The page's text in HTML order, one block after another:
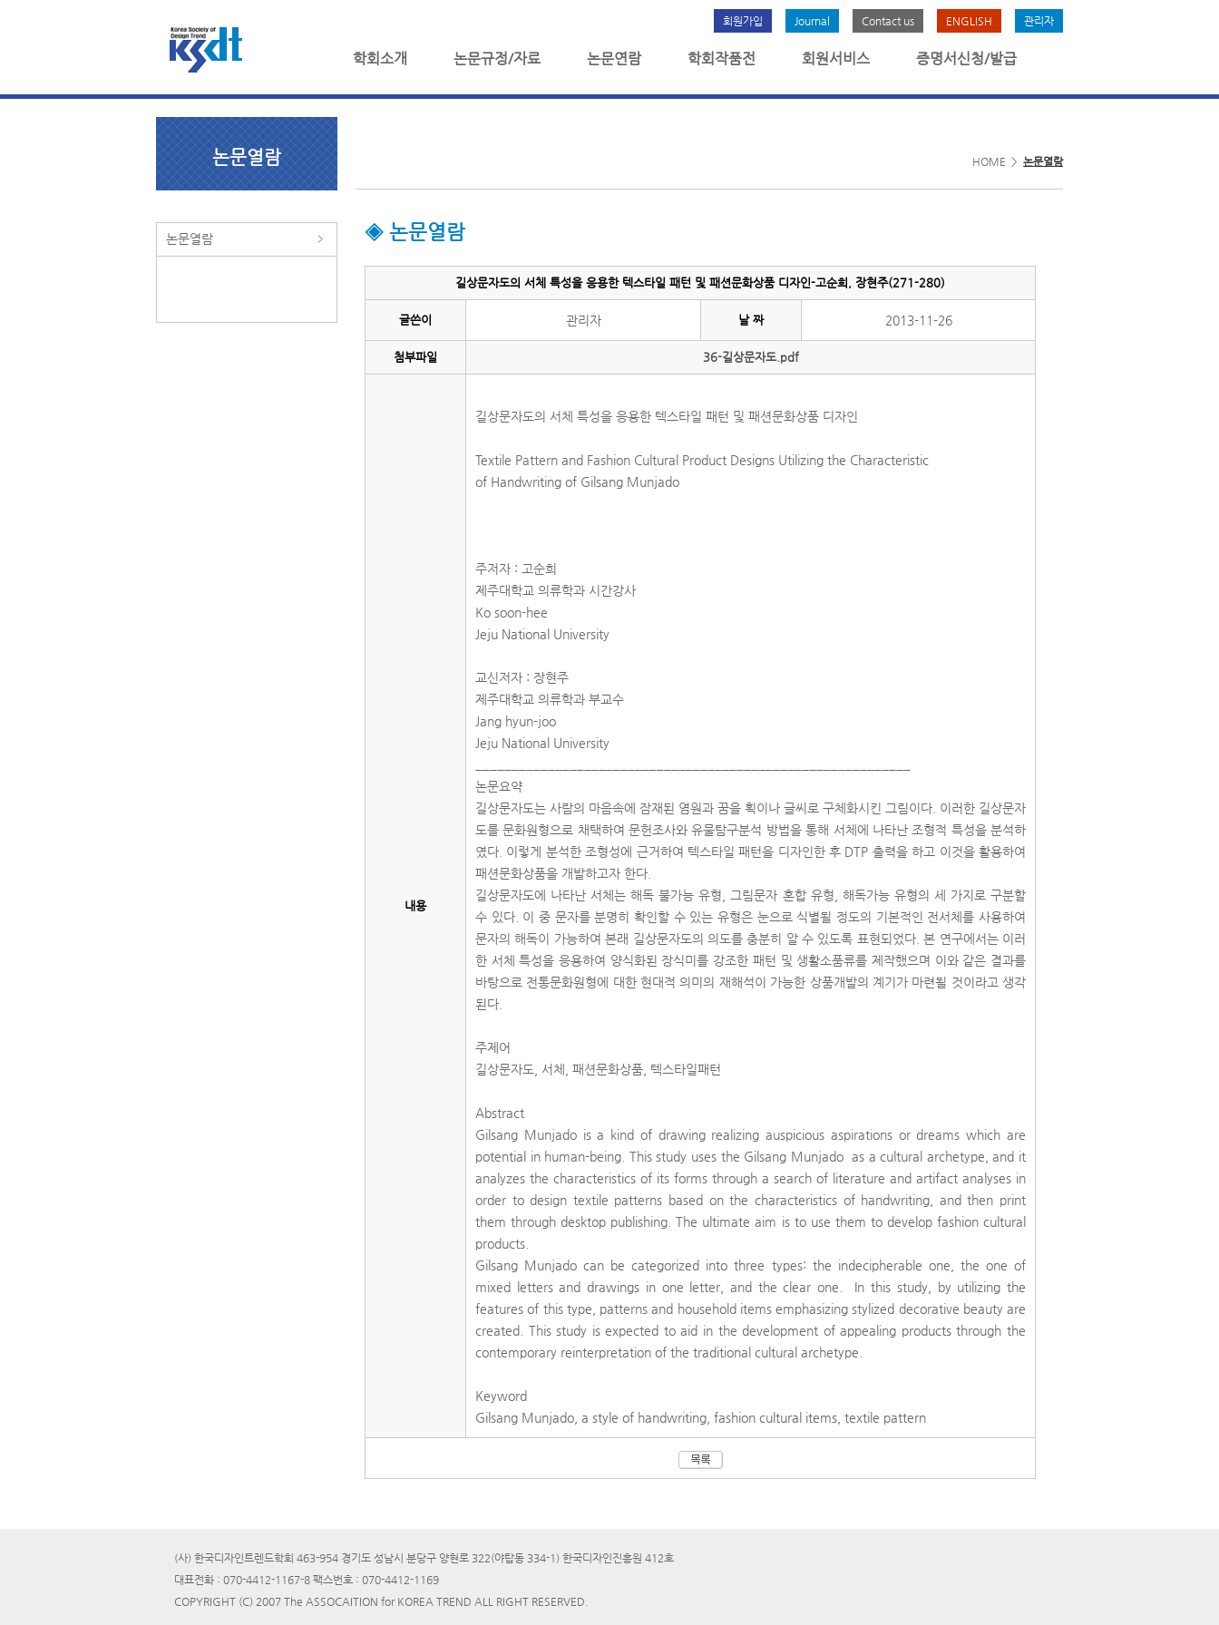
회원가입 Journal Contact us ENGLISH 관리자
학회소개 논문규정/자료 논문연람 학회작품전 회원서비스 증명서신청/발급
논문열람
논문열람
HOME > 논문열람
◈ 논문열람
길상문자도의 서체 특성을 응용한 텍스타일 패턴 및 패션문화상품 디자인-고순희, 장현주(271-280)
글쓴이 관리자 날 짜 2013-11-26
첨부파일 36-길상문자도.pdf
내용
길상문자도의 서체 특성을 응용한 텍스타일 패턴 및 패션문화상품 디자인
Textile Pattern and Fashion Cultural Product Designs Utilizing the Characteristic
of Handwriting of Gilsang Munjado
주저자 : 고순희
제주대학교 의류학과 시간강사
Ko soon-hee
Jeju National University
교신저자 : 장현주
제주대학교 의류학과 부교수
Jang hyun-joo
Jeju National University
논문요약
길상문자도는 사람의 마음속에 잠재된 염원과 꿈을 획이나 글씨로 구체화시킨 그림이다. 이러한 길상문자
도를 문화원형으로 채택하여 문헌조사와 유물탐구분석 방법을 통해 서체에 나타난 조형적 특성을 분석하
였다. 이렇게 분석한 조형성에 근거하여 텍스타일 패턴을 디자인한 후 DTP 출력을 하고 이것을 활용하여
패션문화상품을 개발하고자 한다.
길상문자도에 나타난 서체는 해독 불가능 유형, 그림문자 혼합 유형, 해독가능 유형의 세 가지로 구분할
수 있다. 이 중 문자를 분명히 확인할 수 있는 유형은 눈으로 식별될 정도의 기본적인 전서체를 사용하여
문자의 해독이 가능하여 본래 길상문자도의 의도를 충분히 알 수 있도록 표현되었다. 본 연구에서는 이러
한 서체 특성을 응용하여 양식화된 장식미를 강조한 패턴 및 생활소품류를 제작했으며 이와 같은 결과를
바탕으로 전통문화원형에 대한 현대적 의미의 재해석이 가능한 상품개발의 계기가 마련될 것이라고 생각
된다.
주제어
길상문자도, 서체, 패션문화상품, 텍스타일패턴
Abstract
Gilsang Munjado is a kind of drawing realizing auspicious aspirations or dreams which are
potential in human-being. This study uses the Gilsang Munjado as a cultural archetype, and it
analyzes the characteristics of its forms through a search of literature and artifact analyses in
order to design textile patterns based on the characteristics of handwriting, and then print
them through desktop publishing. The ultimate aim is to use them to develop fashion cultural
products.
Gilsang Munjado can be categorized into three types: the indecipherable one, the one of
mixed letters and drawings in one letter, and the clear one. In this study, by utilizing the
features of this type, patterns and household items emphasizing stylized decorative beauty are
created. This study is expected to aid in the development of appealing products through the
contemporary reinterpretation of the traditional cultural archetype.
Keyword
Gilsang Munjado, a style of handwriting, fashion cultural items, textile pattern
(사) 한국디자인트렌드학회 463-954 경기도 성남시 분당구 양현로 322(야탑동 334-1) 한국디자인진흥원 412호
대표전화 : 070-4412-1167-8 팩스번호 : 070-4412-1169
COPYRIGHT (C) 2007 The ASSOCAITION for KOREA TREND ALL RIGHT RESERVED.